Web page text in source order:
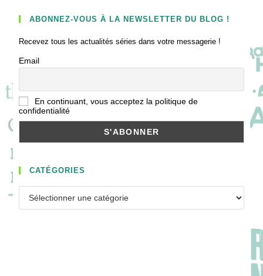
ABONNEZ-VOUS À LA NEWSLETTER DU BLOG !
Recevez tous les actualités séries dans votre messagerie !
Email
En continuant, vous acceptez la politique de
confidentialité
CATÉGORIES